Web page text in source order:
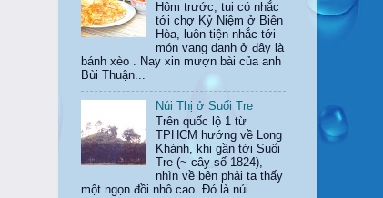
Hôm trước, tui có nhắc
tới chợ Kỷ Niệm ở Biên
Hòa, luôn tiện nhắc tới
món vang danh ở đây là
bánh xèo . Nay xin mượn bài của anh
Bùi Thuận...
Núi Thị ở Suối Tre
Trên quốc lộ 1 từ
TPHCM hướng về Long
Khánh, khi gần tới Suối
Tre (~ cây số 1824),
nhìn về bên phải ta thấy
một ngọn đồi nhô cao. Đó là núi...